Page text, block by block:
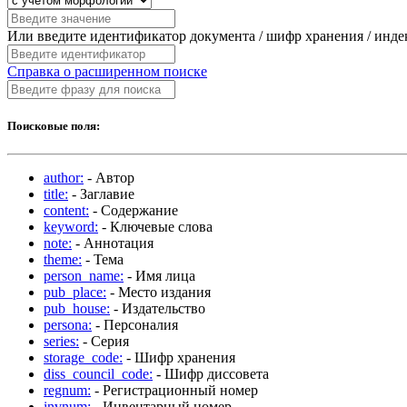
Или введите идентификатор документа / шифр хранения /
Справка о расширенном поиске
Поисковые поля:
author: - Автор
title: - Заглавие
content: - Содержание
keyword: - Ключевые слова
note: - Аннотация
theme: - Тема
person_name: - Имя лица
pub_place: - Место издания
pub_house: - Издательство
persona: - Персоналия
series: - Серия
storage_code: - Шифр хранения
diss_council_code: - Шифр диссовета
regnum: - Регистрационный номер